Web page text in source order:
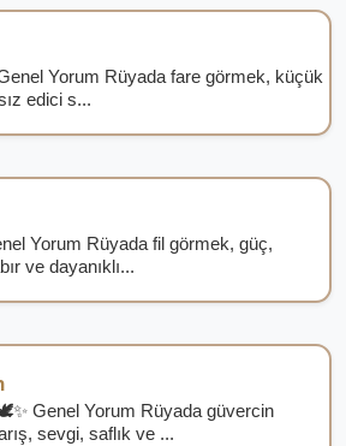
Yorum Rüyada fare görmek, küçük
edici s...
Yorum Rüyada fil görmek, güç,
ve dayanıklı...
Genel Yorum Rüyada güvercin
sevgi, saflık ve ...